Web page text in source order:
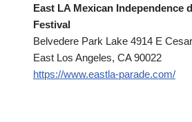
East LA Mexican Independence
Festival
Belvedere Park Lake 4914 E
East Los Angeles, CA 90022
https://www.eastla-parade.com/